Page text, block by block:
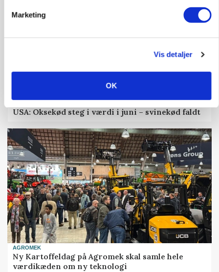
Marketing
Vis detaljer
OK
USA: Oksekød steg i værdi i juni – svinekød faldt
AGROMEK
Ny Kartoffeldag på Agromek skal samle hele
værdikæden om ny teknologi